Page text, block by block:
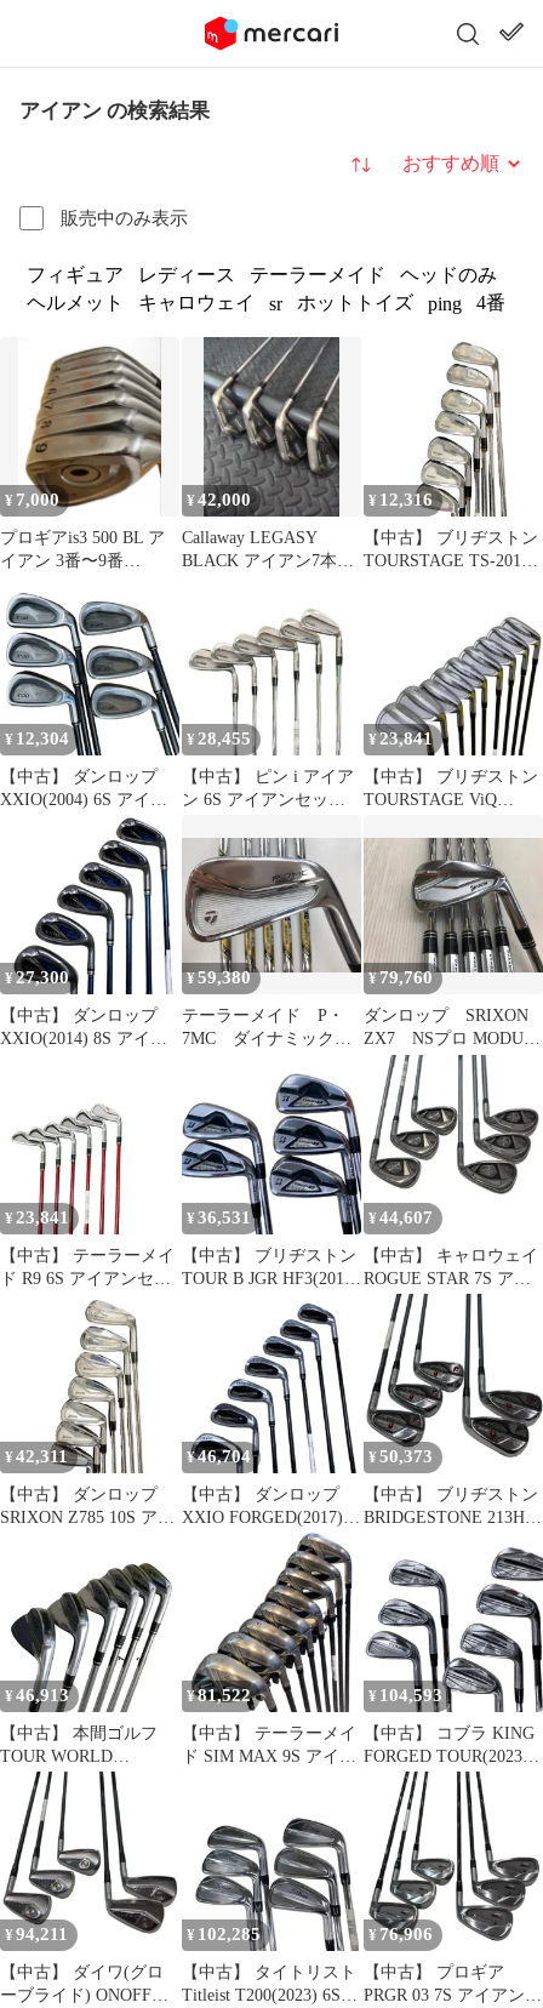
アイアン の検索結果
販売中のみ表示
並び替え
フィギュア レディース テーラーメイド
ヘッドのみ
ヘルメット
キャロウェイ sr ホットトイズ ping 4番
¥ 7,000
プロギアis3 500 BL ア
イアン 3番〜9番
¥42,000
Callaway LEGASY
BLACK アイアン7本セ
¥ 12,316
【中古】 ブリヂストン
TOURSTAGE TS-201
クスR) メンズ 男性用
右利き 右用 Dランク ゴ
ルフクラブ
¥ 12,304
【中古】 ダンロップ
XXIO(2004) 6S アイア
ンセット IR XXIO
MP300(アイアン) (フレ
ックスR) メンズ 男性用
右利き 右用 Dランク ゴ
ルフクラブ
¥ 28,455
【中古】 ピン i アイア
ン 6S アイアンセット
TOUR105 (フレックス
S) メンズ 男性用 右利
き 右用 Cランク ゴルフ
クラブ
¥ 23,841
【中古】 ブリヂストン
TOURSTAGE ViQ
セット IR TSI-55 (フレ
ックスR) メンズ 男性用
右利き 右用 Dランク ゴ
ルフクラブ
¥ 27,300
【中古】 ダンロップ
XXIO(2014) 8S アイア
ックスR) メンズ 男性用
右利き 右用 Dランク ゴ
ルフクラブ
¥59,380
テーラーメイド P・
7MC ダイナミックゴ
ュー S200フレック
ス アイアンセット
中古 ゴルフドゥ！河
口湖インター店【最短
即日発送】
¥79,760
ダンロップ SRIXON
ZX7 NSプロ MODUS3
TOUR 105 Sフレック
ス アイアンセット
中古 ゴルフドゥ！成
田美郷台店【最短即日
発送】
¥ 23,841
【中古】 テーラーメイ
ド R9 6S アイアンセッ
ト IR Motore 60 (フレッ
クスS) メンズ 男性用
右利き 右用 Cランク ゴ
ルフクラブ
¥ 36,531
【中古】 ブリヂストン
TOUR B JGR HF3(2019)
5S アイアンセット IR
NS PRO ZELOS 7 (フレ
ックスS) メンズ 男性用
右利き 右用 Cランク ゴ
ルフクラブ
¥ 44,607
【中古】 キャロウェイ
ROGUE STAR 7S アイ
アンセット IR Speeder
EVOLUTION for CW
60(アイアン) (フレック
スR) メンズ 男性用 右
利き 右用 Cランク ゴル
フクラブ
¥ 42,311
【中古】 ダンロップ
SRIXON Z785 10S アイ
シャフト (フレックスS)
メンズ 男性用 右利き
右用 Cランク ゴルフク
ラブ
¥46,704
【中古】 ダンロップ
XXIO FORGED(2017)
8S アイアンセット IR
XXIO MX6000 (フレッ
クスR) メンズ 男性用
右利き 右用 Dランク ゴ
ルフクラブ
¥ 50,373
【中古】 ブリヂストン
BRIDGESTONE 213HF
Diamana BS50i (フレッ
クスS) メンズ 男性用
右利き 右用 Cランク ゴ
ルフクラブ
¥ 46,913
【中古】 本間ゴルフ
TOUR WORLD
TW727M FORGED 6S
アイアンセット IR
VIZARD IB105 (フレッ
クスS) メンズ 男性用
右利き 右用 Cランク ゴ
ルフクラブ
¥81,522
【中古】 テーラーメイ
ド SIM MAX 9S アイア
ックスR) メンズ 男性用
右利き 右用 Cランク ゴ
ルフクラブ
¥ 104,593
【中古】 コブラ KING
FORGED TOUR(2023)
6S アイアンセット IR
NS PRO MODUS3
TOUR115 (フレックス
S) メンズ 男性用 右利
き 右用 Cランク ゴルフ
クラブ
¥ 94,211
【中古】 ダイワ(グロ
ーブライド) ONOFF
¥ 102,285
【中古】 タイトリスト
Titleist T200(2023) 6S
¥ 76,906
【中古】 プロギア
PRGR 03 7S アイアンセ